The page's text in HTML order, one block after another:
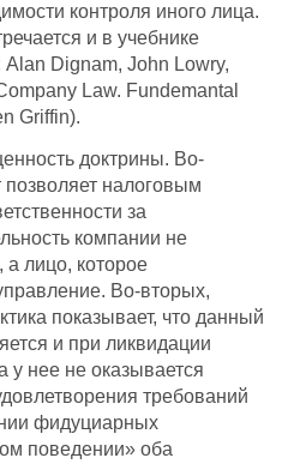
контроля иного лица.
и в учебнике
Dignam, John Lowry,
Law. Fundemantal
Griffin).
доктрины. Во-
налоговым
за
компании не
а лицо, которое
Во-вторых,
показывает, что данный
и при ликвидации
у нее не оказывается
требований
фидуциарных
поведении» оба